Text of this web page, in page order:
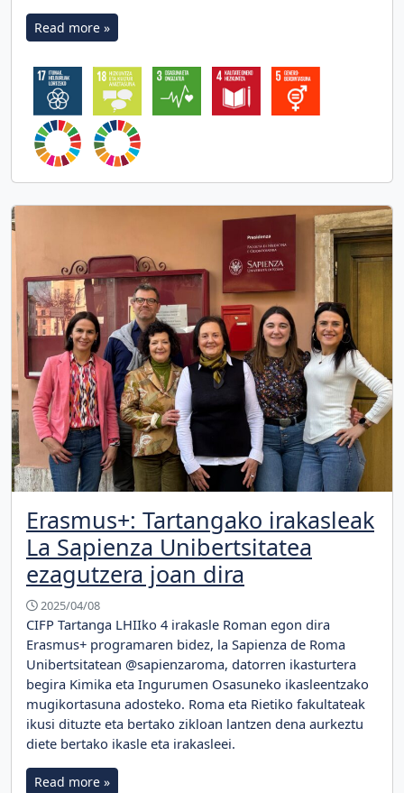
Read more »
Erasmus+: Tartangako irakasleak
La Sapienza Unibertsitatea
ezagutzera joan dira
2025/04/08
CIFP Tartanga LHIIko 4 irakasle Roman egon dira
Erasmus+ programaren bidez, la Sapienza de Roma
Unibertsitatean @sapienzaroma, datorren ikasturtera
begira Kimika eta Ingurumen Osasuneko ikasleentzako
mugikortasuna adosteko. Roma eta Rietiko fakultateak
ikusi dituzte eta bertako zikloan lantzen dena aurkeztu
diete bertako ikasle eta irakasleei.
Read more »